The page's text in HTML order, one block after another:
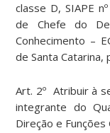
classe D, SIAPE
de Chefe do
Conhecimento –
de Santa Catarina,
Art. 2º Atribuir à
integrante do
Direção e Funções